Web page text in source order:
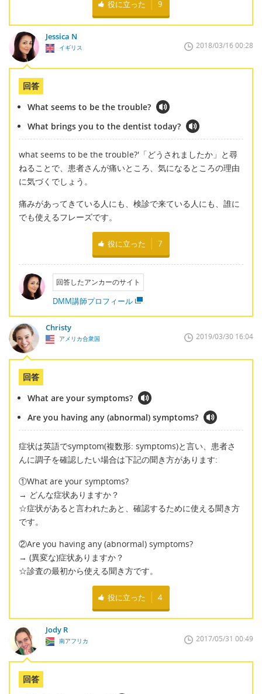
役に立った 9
Jessica N
イギリス 2018/03/16 00:28
回答
What seems to be the trouble?
What brings you to the dentist today?
what seems to be the trouble?'「どうされましたか」と尋
ねることで、患者さんが痛いところ、気になるところの理由
に気づくでしょう。
痛みがあってきている人にも、検診で来ている人にも、誰に
でも使えるフレーズです。
役に立った 7
回答したアンカーのサイト
DMM講師プロフィール
Christy
アメリカ合衆国 2019/03/30 16:04
回答
What are your symptoms?
Are you having any (abnormal) symptoms?
症状は英語でsymptom(複数形: symptoms)と言い、患者さ
んに調子を確認したい場合は下記の聞き方があります:
①What are your symptoms?
→ どんな症状ありますか？
☆症状があると言われたあと、確認するために使える聞き方
です。
②Are you having any (abnormal) symptoms?
→ (異変な)症状ありますか？
☆診査の最初から使える聞き方です。
役に立った 4
Jody R
南アフリカ 2017/05/31 00:49
回答